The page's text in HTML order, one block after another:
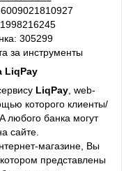
305299
за инструменты
LiqPay
LiqPay, web-
которого клиенты/
любого банка могут
сайте.
магазине, Вы
представлены